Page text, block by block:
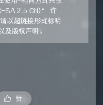
SA 2.5 CN)” 许
以超链接形式标明
及版权声明。
赞